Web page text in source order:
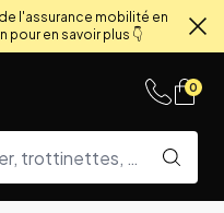
l'assurance mobilité en
pour en savoir plus 👇
0